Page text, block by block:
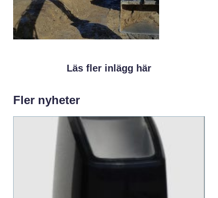
Läs fler inlägg här
Fler nyheter